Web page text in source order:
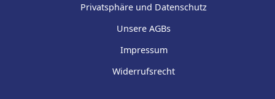
Privatsphäre und Datenschutz
Unsere AGBs
Impressum
Widerrufsrecht